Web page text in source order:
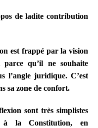
de ladite contribution
est frappé par la vision
qu’il ne souhaite
l’angle juridique. C’est
sa zone de confort.
sont très simplistes
à la Constitution, en